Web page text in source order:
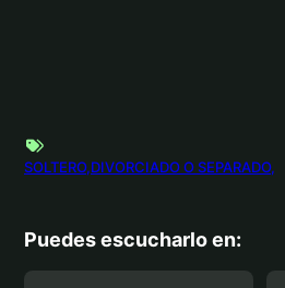
SOLTERO DIVORCIADO O SEPARADO
Puedes escucharlo en: